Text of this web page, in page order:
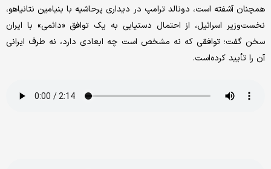
همچنان آشفته است، دونالد ترامپ در دیداری پرحاشیه با بنیامین نتانیاهو،
نخست‌وزیر اسرائیل، از احتمال دستیابی به یک توافق «دائمی» با ایران
سخن گفت؛ توافقی که نه مشخص است چه ابعادی دارد، نه طرف ایرانی
آن را تأیید کرده‌است.